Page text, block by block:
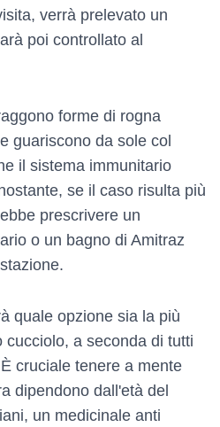
verrà prelevato un
poi controllato al
forme di rogna
guariscono da sole col
il sistema immunitario
se il caso risulta più
prescrivere un
o un bagno di Amitraz
quale opzione sia la più
a seconda di tutti
cruciale tenere a mente
dipendono dall'età del
un medicinale anti